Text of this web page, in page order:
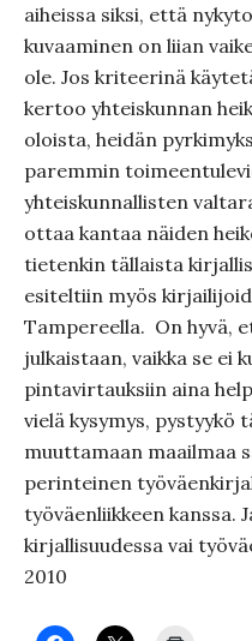
aiheissa siksi, että
kuvaaminen on liian
ole. Jos kriteerinä
kertoo yhteiskunnan
oloista, heidän
paremmin
yhteiskunnallisten
ottaa kantaa näiden
tietenkin tällaista
esiteltiin myös
Tampereella. On hyvä,
julkaistaan, vaikka se ei
pintavirtauksiin aina
vielä kysymys, pystyykö
muuttamaan maailmaa
perinteinen
työväenliikkeen kanssa.
kirjallisuudessa vai
2010